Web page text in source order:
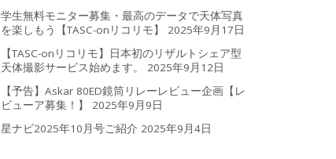
学生無料モニター募集・最高のデータで天体写真
を楽しもう【TASC-onリコリモ】
2025年9月17日
【TASC-onリコリモ】日本初のリザルトシェア型
天体撮影サービス始めます。
2025年9月12日
【予告】Askar 80ED鏡筒リレーレビュー企画【レ
ビューア募集！】
2025年9月9日
星ナビ2025年10月号ご紹介 2025年9月4日